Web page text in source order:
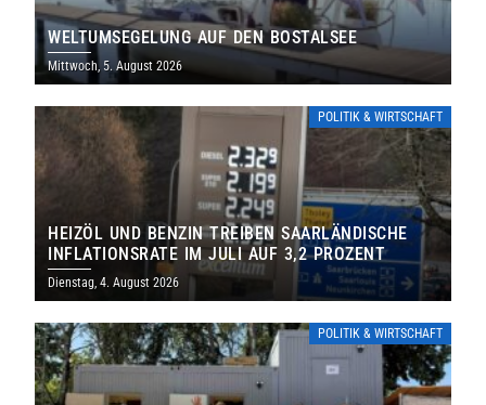
WELTUMSEGELUNG AUF DEN BOSTALSEE
Mittwoch, 5. August 2026
POLITIK & WIRTSCHAFT
HEIZÖL UND BENZIN TREIBEN SAARLÄNDISCHE
INFLATIONSRATE IM JULI AUF 3,2 PROZENT
Dienstag, 4. August 2026
POLITIK & WIRTSCHAFT